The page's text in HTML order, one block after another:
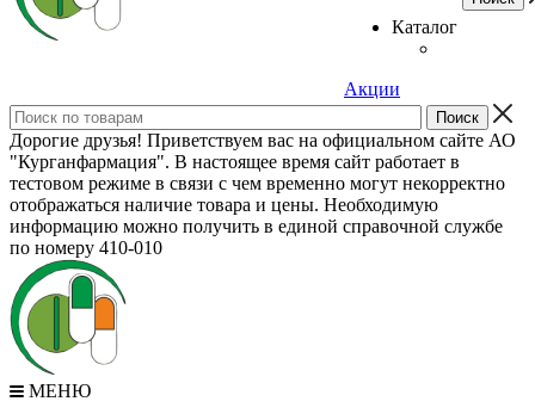
Каталог
Акции
Дорогие друзья! Приветствуем вас на официальном сайте АО
"Курганфармация". В настоящее время сайт работает в
тестовом режиме в связи с чем временно могут некорректно
отображаться наличие товара и цены. Необходимую
информацию можно получить в единой справочной службе
по номеру 410-010
МЕНЮ